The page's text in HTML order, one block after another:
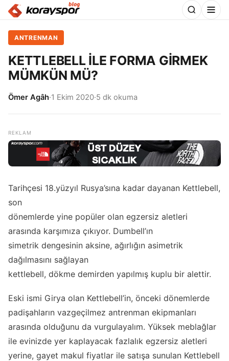
ANTRENMAN
KETTLEBELL İLE FORMA GİRMEK
MÜMKÜN MÜ?
Ömer Agâh·1 Ekim 2020·5 dk okuma
Tarihçesi 18.yüzyıl Rusya’sına kadar dayanan Kettlebell,
son
dönemlerde yine popüler olan egzersiz aletleri
arasında karşımıza çıkıyor. Dumbell’ın
simetrik dengesinin aksine, ağırlığın asimetrik
dağılmasını sağlayan
kettlebell, dökme demirden yapılmış kuplu bir alettir.
Eski ismi Girya olan Kettlebell’in, önceki dönemlerde
padişahların vazgeçilmez antrenman ekipmanları
arasında olduğunu da vurgulayalım. Yüksek meblağlar
ile evinizde yer kaplayacak fazlalık egzersiz aletleri
yerine, gayet makul fiyatlar ile satışa sunulan Kettlebell